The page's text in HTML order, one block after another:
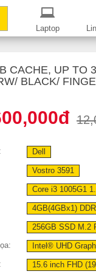
Laptop
CACHE, UP TO
BLACK/
Dell
Vostro 3591
Core i3 1005G1
4GB(4GBx1)
256GB SSD M.2
Intel® UHD
15.6 inch FHD